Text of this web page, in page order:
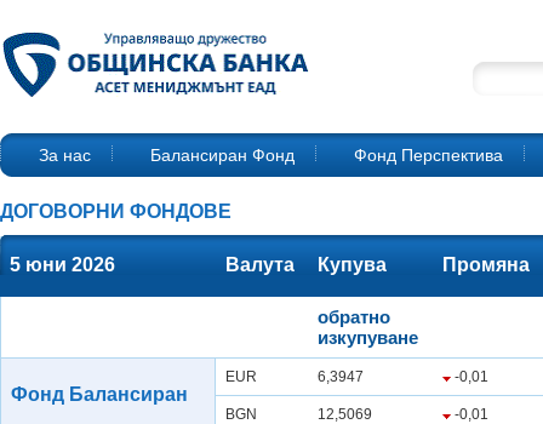
За нас Балансиран Фонд Фонд Перспектива
ДОГОВОРНИ ФОНДОВЕ
5 юни 2026 Валута Купува Промяна
обратно
изкупуване
Фонд Балансиран
EUR 6,3947 -0,01
BGN 12,5069 -0,01